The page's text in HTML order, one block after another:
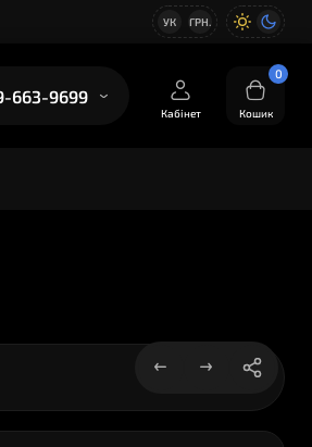
УК ГРН.
663-9699
Кабінет
0
Кошик